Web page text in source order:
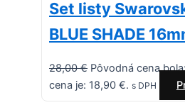
Set listy
BLUE SHADE
28,00€ Pôvodná cena
cena je: 18,90 €. s DPH